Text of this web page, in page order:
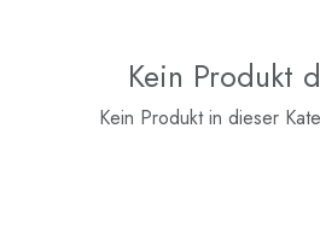
Kein Produkt
Kein Produkt in dieser